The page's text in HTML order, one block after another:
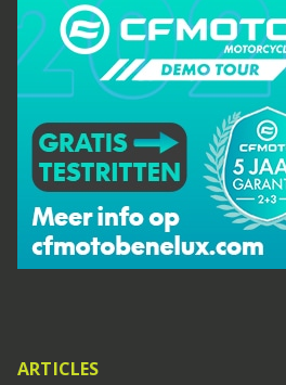
ARTICLES